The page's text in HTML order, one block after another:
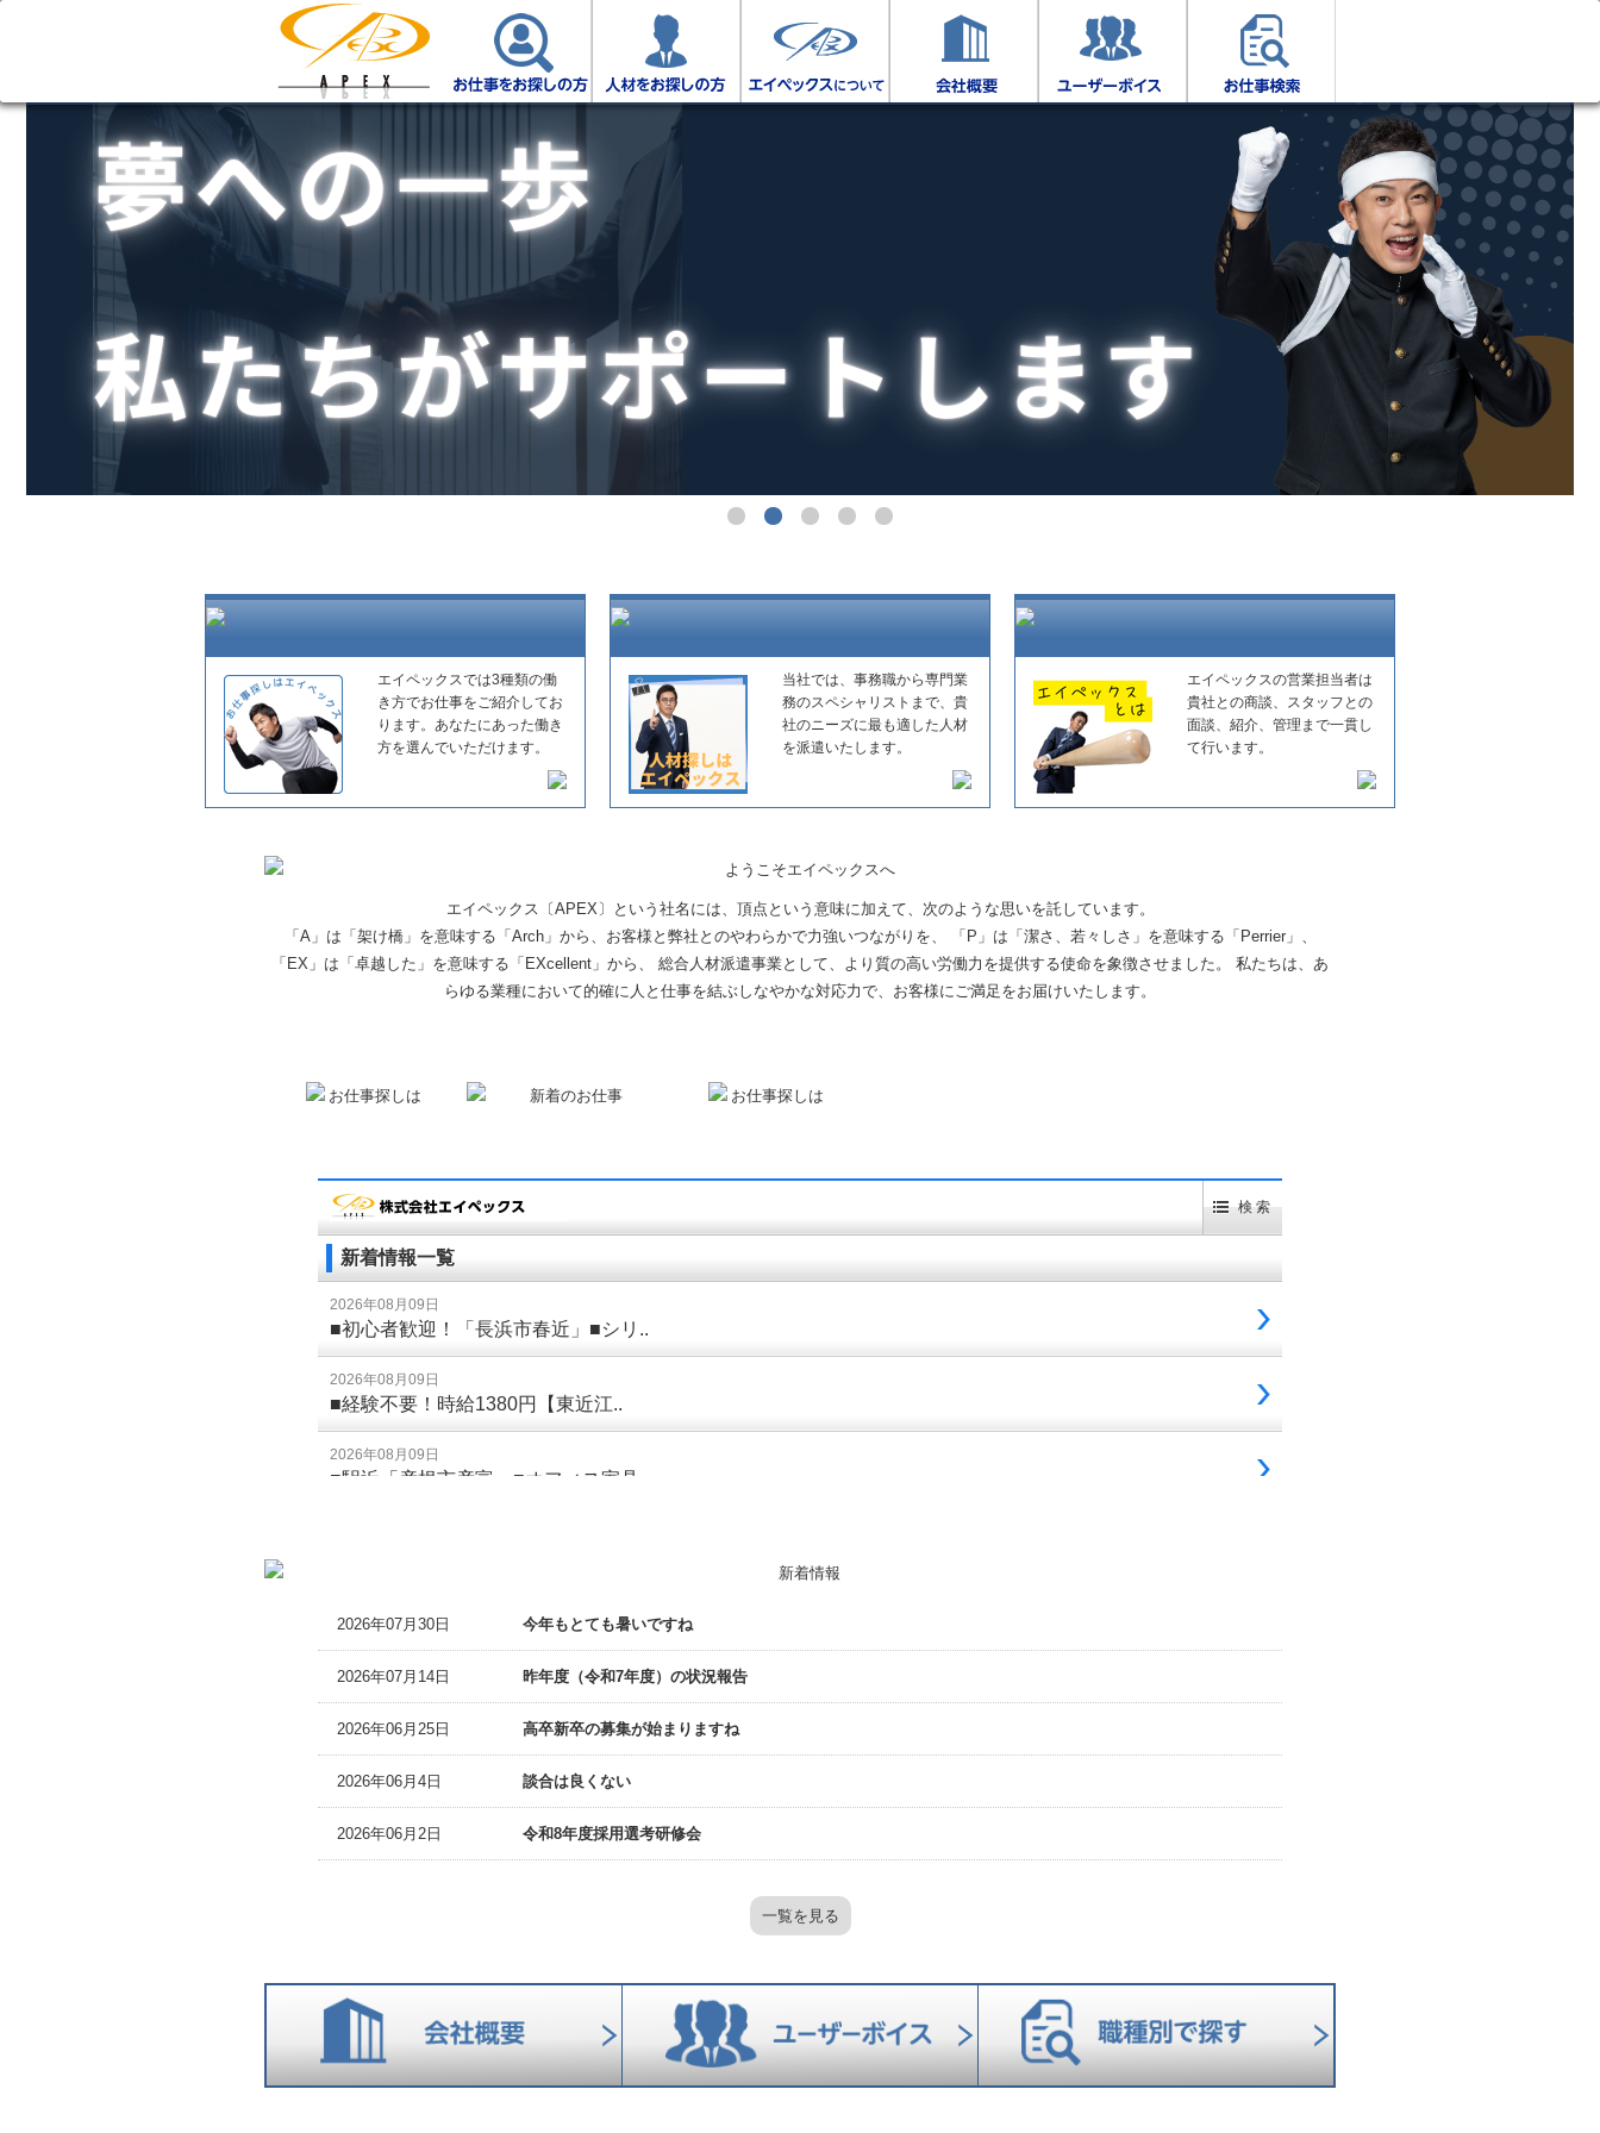
エイペックスでは3種類の働
き方でお仕事をご紹介してお
ります。あなたにあった働き
方を選んでいただけます。
当社では、事務職から専門業
務のスペシャリストまで、貴
社のニーズに最も適した人材
を派遣いたします。
エイペックスの営業担当者は
貴社との商談、スタッフとの
面談、紹介、管理まで一貫し
て行います。
エイペックス〔APEX〕という社名には、頂点という意味に加えて、次のような思いを託しています。
「A」は「架け橋」を意味する「Arch」から、お客様と弊社とのやわらかで力強いつながりを、 「P」は「潔さ、若々しさ」を意味する「Perrier」、
「EX」は「卓越した」を意味する「EXcellent」から、 総合人材派遣事業として、より質の高い労働力を提供する使命を象徴させました。 私たちは、あ
らゆる業種において的確に人と仕事を結ぶしなやかな対応力で、お客様にご満足をお届けいたします。
2026年07月30日 今年もとても暑いですね
2026年07月14日 昨年度（令和7年度）の状況報告
2026年06月25日 高卒新卒の募集が始まりますね
2026年06月4日 談合は良くない
2026年06月2日 令和8年度採用選考研修会
一覧を見る